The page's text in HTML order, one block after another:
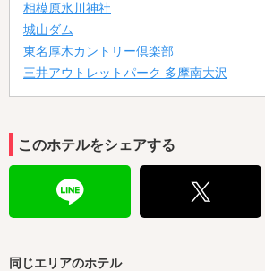
相模原氷川神社
城山ダム
東名厚木カントリー倶楽部
三井アウトレットパーク 多摩南大沢
このホテルをシェアする
同じエリアのホテル